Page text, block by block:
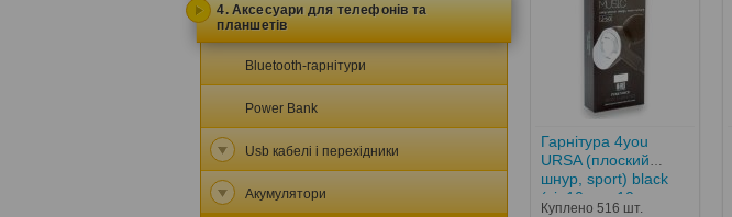
4. Аксесуари для телефонів та
планшетів
Bluetooth-гарнітури
Power Bank
Usb кабелі і перехідники
Акумулятори
Гарнітура 4you
URSA (плоский
шнур, sport) black
(від10шт - 10...
Куплено 516 шт.